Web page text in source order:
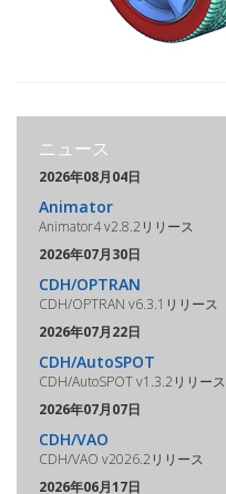
ニュース
2026年08月04日
Animator
Animator4 v2.8.2リリース
2026年07月30日
CDH/OPTRAN
CDH/OPTRAN v6.3.1リリース
2026年07月22日
CDH/AutoSPOT
CDH/AutoSPOT v1.3.2リリース
2026年07月07日
CDH/VAO
CDH/VAO v2026.2リリース
2026年06月17日